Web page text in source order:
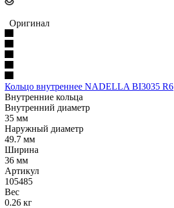
Оригинал
Кольцо внутреннее NADELLA BI3035 R6
Внутренние кольца
Внутренний диаметр
35 мм
Наружный диаметр
49.7 мм
Ширина
36 мм
Артикул
105485
Вес
0.26 кг